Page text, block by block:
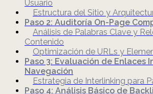
Usuario
Estructura del Sitio y
Paso 2: Auditoría On-Page
Análisis de Palabras Clave y
Contenido
Optimización de URLs y
Paso 3: Evaluación de Enlaces
Navegación
Estrategia de Interlinking para
Paso 4: Análisis Básico de